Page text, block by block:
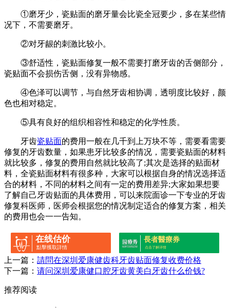
①磨牙少，瓷贴面的磨牙量会比瓷全冠要少，多在某些情
况下，不需要磨牙。
②对牙龈的刺激比较小。
③舒适性，瓷贴面修复一般不需要打磨牙齿的舌侧部分，
瓷贴面不会损伤舌侧，没有异物感。
④色泽可以调节，与自然牙齿相协调，透明度比较好，颜
色也相对稳定。
⑤具有良好的组织相容性和稳定的化学性质。
牙齿瓷贴面的费用一般在几千到上万块不等，需要看需要
修复的牙齿数量，如果患牙比较多的情况，需要瓷贴面的材料
就比较多，修复的费用自然就比较高了;其次是选择的贴面材
料，全瓷贴面材料有很多种，大家可以根据自身的情况选择适
合的材料，不同的材料之间有一定的费用差异;大家如果想要
了解自己牙齿贴面的具体费用，可以来院面诊一下专业的牙齿
修复科医师，医师会根据您的情况制定适合的修复方案，相关
的费用也会一一告知。
在线估价
點擊獲取詳情
長者醫療券
点击了解详情
上一篇： 請問在深圳爱康健齿科牙齿贴面修复收费价格
下一篇： 请问深圳爱康健口腔牙齿黄美白牙齿什么价钱?
推荐阅读